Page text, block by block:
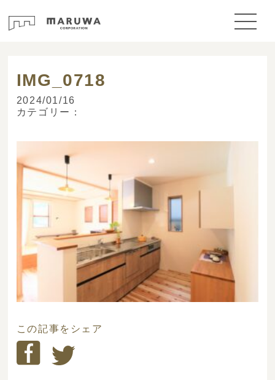
IMG_0718
2024/01/16
カテゴリー：
この記事をシェア